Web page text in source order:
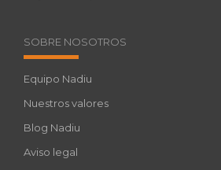
SOBRE NOSOTROS
Equipo Nadiu
Nuestros valores
Blog Nadiu
Aviso legal